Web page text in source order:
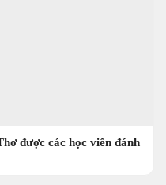
được các học viên đánh